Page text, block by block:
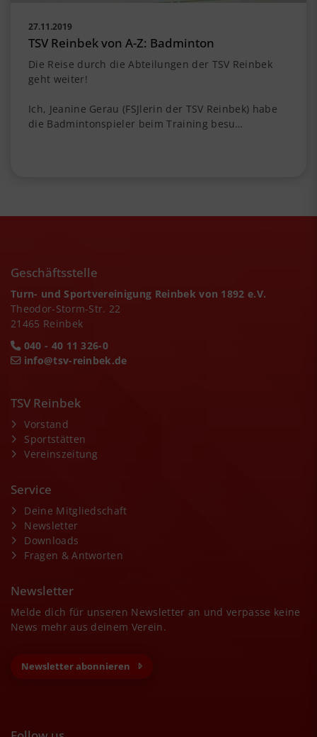
27.11.2019
TSV Reinbek von A-Z: Badminton
Die Reise durch die Abteilungen der TSV Reinbek
geht weiter!
Ich, Jeanine Gerau (FSJlerin der TSV Reinbek) habe
die Badmintonspieler beim Training besu…
Geschäftsstelle
Turn- und Sportvereinigung Reinbek von 1892 e.V.
Theodor-Storm-Str. 22
21465 Reinbek
040 - 40 11 326-0
info@tsv-reinbek.de
TSV Reinbek
Vorstand
Sportstätten
Vereinszeitung
Service
Deine Mitgliedschaft
Newsletter
Downloads
Fragen & Antworten
Newsletter
Melde dich für unseren Newsletter an und verpasse keine
News mehr aus deinem Verein.
Newsletter abonnieren